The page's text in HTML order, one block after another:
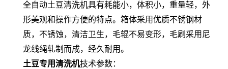
全自动土豆清洗机具有耗能小，体积小，重量轻，外
形美观和操作方便的特点。箱体采用优质不锈钢材
质，不锈蚀，清洁卫生，毛辊不易变形，毛刷采用尼
龙线绳轧制而成，经久耐用。
土豆专用清洗机技术参数：